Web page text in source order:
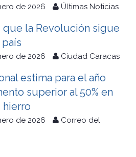
de 2026 Últimas Noticias
la Revolución sigue
de 2026 Ciudad Caracas
estima para el año
superior al 50% en
de 2026
Correo del